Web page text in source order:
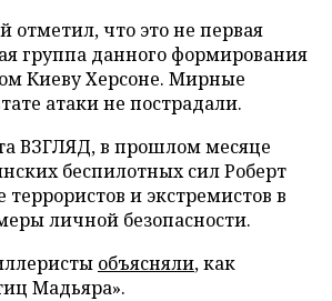
отметил, что это не первая
группа данного формирования
Киеву Херсоне. Мирные
атаки не пострадали.
ВЗГЛЯД, в прошлом месяце
беспилотных сил Роберт
террористов и экстремистов в
личной безопасности.
объясняли, как
Мадьяра».